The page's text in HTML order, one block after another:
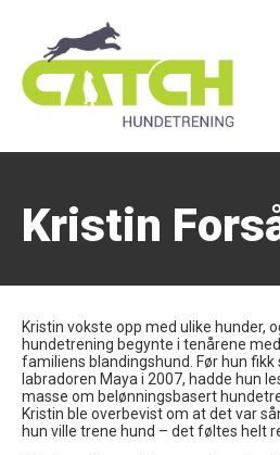
Kristin
Kristin vokste opp med ulike hunder,
hundetrening begynte i tenårene med
familiens blandingshund. Før hun
labradoren Maya i 2007, hadde hun
masse om belønningsbasert
Kristin ble overbevist om at det var
hun ville trene hund – det føltes helt